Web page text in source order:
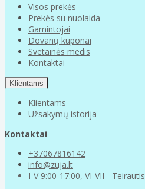
Visos prekės
Prekės su nuolaida
Gamintojai
Dovanų kuponai
Svetainės medis
Kontaktai
Klientams
Klientams
Užsakymų istorija
Kontaktai
+37067816142
info@zuja.lt
I-V 9:00-17:00, VI-VII - Teirautis